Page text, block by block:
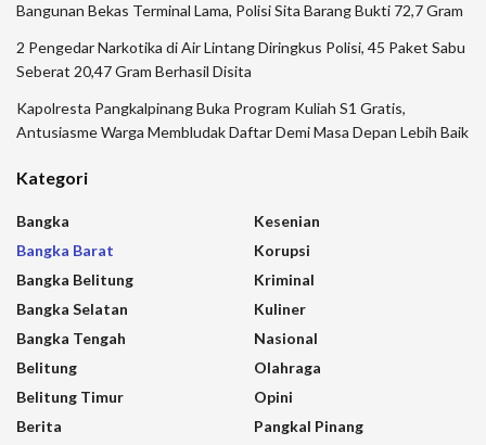
Bangunan Bekas Terminal Lama, Polisi Sita Barang Bukti 72,7 Gram
2 Pengedar Narkotika di Air Lintang Diringkus Polisi, 45 Paket Sabu
Seberat 20,47 Gram Berhasil Disita
Kapolresta Pangkalpinang Buka Program Kuliah S1 Gratis,
Antusiasme Warga Membludak Daftar Demi Masa Depan Lebih Baik
Kategori
Bangka
Bangka Barat
Bangka Belitung
Bangka Selatan
Bangka Tengah
Belitung
Belitung Timur
Berita
Kesenian
Korupsi
Kriminal
Kuliner
Nasional
Olahraga
Opini
Pangkal Pinang